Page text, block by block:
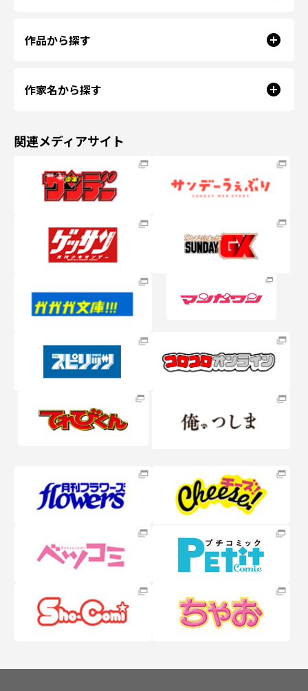
作品から探す
作家名から探す
関連メディアサイト